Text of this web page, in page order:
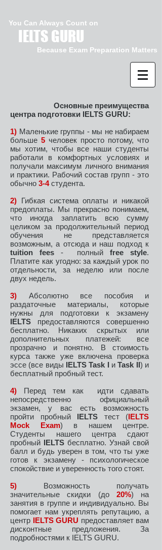
Can Always Count on
IELTS GURU
Exam Preparation Matters
Основные преимущества
центра подготовки IELTS GURU:
1) Маленькие группы - мы не набираем
больше 5 человек просто потому, что
мы хотим, чтобы все наши студенты
работали в комфортных условиях и
получали максимум личного внимания
и практики. Рабочий состав групп - это
обычно 3-4студента.
2) Гибкая система оплаты и никакой
предоплаты. Мы прекрасно понимаем,
что иногда заплатить всю сумму
целиком за продолжительный период
обучения не представляется
возможным, а отсюда и наш подход к
tuition fees- полный free style.
Платите как угодно: за каждый урок по
отдельности, за неделю или после
двух недель.
3) Абсолютно все пособия и
раздаточные материалы, которые
нужны для подготовки к экзамену
IELTS предоставляются совершенно
бесплатно. Никаких скрытых или
дополнительных платежей: все
прозрачно и понятно. В стоимость
курса также уже включена проверка
эссе (все виды IELTS Task IиTask II) и
бесплатный пробный тест.
4)
Перед тем как идти сдавать
непосредственно официальный
экзамен, у вас есть возможность
пройти пробный IELTS тест (IELTS
Mock Exam) в нашем центре.
Студенты нашего центра сдают
пробный IELTS бесплатно. Узнай свой
балл и будь уверен в том, что ты уже
готов к экзамену - психологическое
спокойствие и уверенность того стоят.
5)
Возможность получать
значительные скидки (до 20%) на
занятия в группе и индивидуально. Вы
помогает нам укреплять репутацию, а
центр IELTS GURU предоставляет вам
дисконтные предложения. За
подробностями к IELTS GURU.